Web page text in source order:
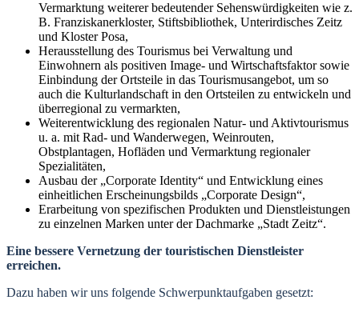
Vermarktung weiterer bedeutender Sehenswürdigkeiten wie z.
B. Franziskanerkloster, Stiftsbibliothek, Unterirdisches Zeitz
und Kloster Posa,
Herausstellung des Tourismus bei Verwaltung und
Einwohnern als positiven Image- und Wirtschaftsfaktor sowie
Einbindung der Ortsteile in das Tourismusangebot, um so
auch die Kulturlandschaft in den Ortsteilen zu entwickeln und
überregional zu vermarkten,
Weiterentwicklung des regionalen Natur- und Aktivtourismus
u. a. mit Rad- und Wanderwegen, Weinrouten,
Obstplantagen, Hofläden und Vermarktung regionaler
Spezialitäten,
Ausbau der „Corporate Identity“ und Entwicklung eines
einheitlichen Erscheinungsbilds „Corporate Design“,
Erarbeitung von spezifischen Produkten und Dienstleistungen
zu einzelnen Marken unter der Dachmarke „Stadt Zeitz“.
Eine bessere Vernetzung der touristischen Dienstleister
erreichen.
Dazu haben wir uns folgende Schwerpunktaufgaben gesetzt: